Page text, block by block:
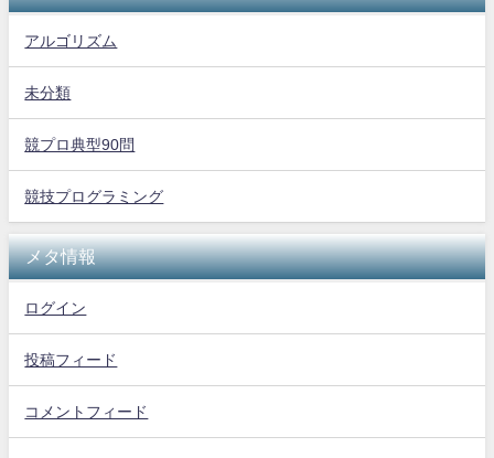
アルゴリズム
未分類
競プロ典型90問
競技プログラミング
メタ情報
ログイン
投稿フィード
コメントフィード